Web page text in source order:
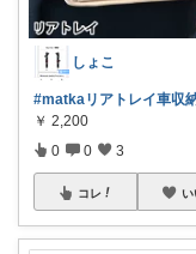
しょこ
#matkaリアトレイ車収
￥ 2,200
0 0 3
コレ い